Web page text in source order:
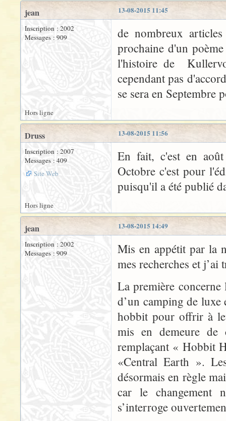
13-08-2015 11:45
jean
Inscription : 2002
Messages : 909
de nombreux
prochaine d'un
l'histoire de
cependant pas
se sera en Septembre
Hors ligne
13-08-2015 11:56
Druss
Inscription : 2007
Messages : 409
Site Web
En fait, c'est en
Octobre c'est pour
puisqu'il a été publié
Hors ligne
13-08-2015 14:49
jean
Inscription : 2002
Messages : 909
Mis en appétit par la
mes recherches et j’ai
La première
d’un camping de
hobbit pour offrir à
mis en demeure de
remplaçant « Hobbit
«Central Earth ».
désormais en règle
car le changement
s’interroge